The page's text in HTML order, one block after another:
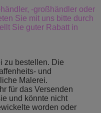
-großhändler oder
Sie mit uns bitte durch
Sie guter Rabatt in
zu bestellen. Die
und
Malerei.
für das Versenden
und könnte nicht
worden oder